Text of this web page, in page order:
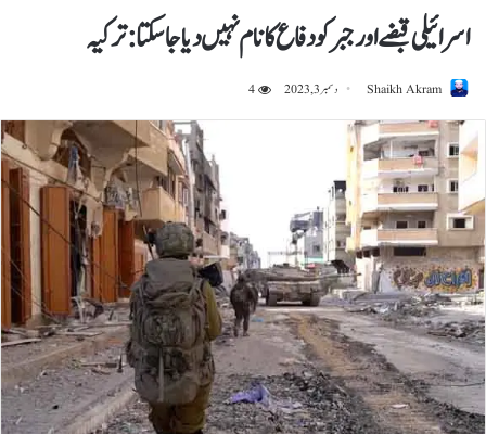
اسرائیلی قبضے اور جبر کو دفاع کا نام نہیں دیا جا سکتا:ترکیہ
Shaikh Akram دسمبر 3, 2023 4